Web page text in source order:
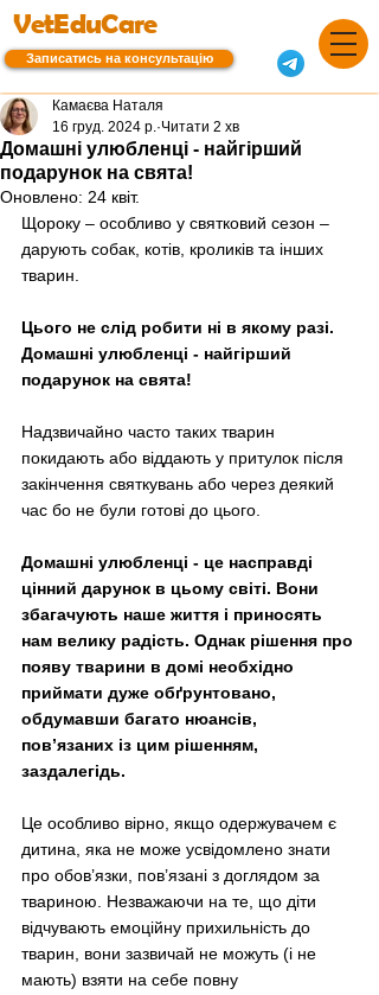
VetEduCare
Записатись на консультацію
Домашні улюбленці - найгірший
подарунок на свята!
Камаєва Наталя
16 груд. 2024 р. Читати 2 хв
Оновлено: 24 квіт.
Щороку – особливо у святковий сезон –
дарують собак, котів, кроликів та інших
тварин.
Цього не слід робити ні в якому разі.
Домашні улюбленці - найгірший
подарунок на свята!
Надзвичайно часто таких тварин
покидають або віддають у притулок після
закінчення святкувань або через деякий
час бо не були готові до цього.
Домашні улюбленці - це насправді
цінний дарунок в цьому світі. Вони
збагачують наше життя і приносять
нам велику радість. Однак рішення про
появу тварини в домі необхідно
приймати дуже обґрунтовано,
обдумавши багато нюансів,
пов’язаних із цим рішенням,
заздалегідь.
Це особливо вірно, якщо одержувачем є
дитина, яка не може усвідомлено знати
про обов’язки, пов’язані з доглядом за
твариною. Незважаючи на те, що діти
відчувають емоційну прихильність до
тварин, вони зазвичай не можуть (і не
мають) взяти на себе повну